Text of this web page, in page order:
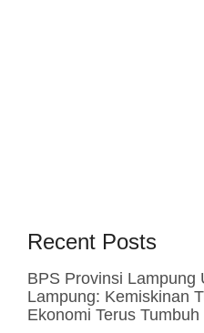
Recent Posts
BPS Provinsi Lampung
Lampung: Kemiskinan
Ekonomi Terus Tumbuh